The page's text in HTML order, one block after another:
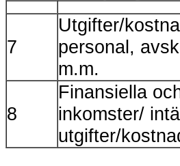
7
Utgifter/
personal,
m.m.
8
Finansiella
inkomster/
utgifter/